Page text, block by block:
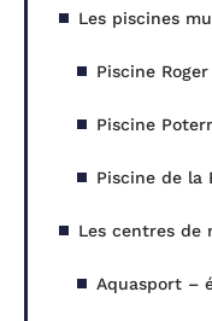
Les piscines
Piscine
Piscine
Piscine de la
Les centres de
Aquasport –